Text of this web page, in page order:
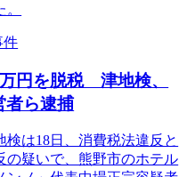
件
円を脱税 津地検、
者ら逮捕
検は18日、消費税法違反と
の疑いで、熊野市のホテル